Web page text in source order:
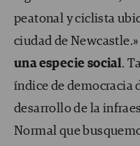
peatonal y ciclista
ciudad de
una especie social.
índice de democracia
desarrollo de la
Normal que